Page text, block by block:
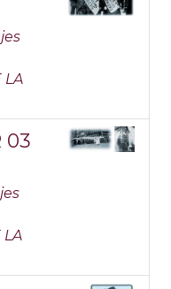
LA
03
LA